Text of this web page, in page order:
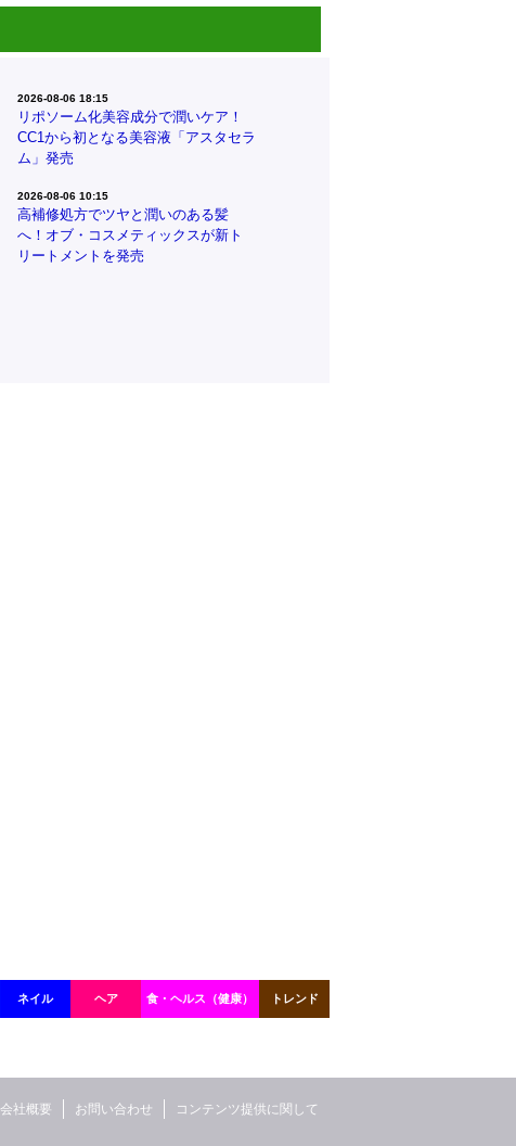
2026-08-06 18:15
リポソーム化美容成分で潤いケア！
CC1から初となる美容液「アスタセラ
ム」発売
2026-08-06 10:15
高補修処方でツヤと潤いのある髪
へ！オブ・コスメティックスが新ト
リートメントを発売
ネイル ヘア 食・ヘルス（健康） トレンド
コンテンツ提供に関して
お問い合わせ
会社概要